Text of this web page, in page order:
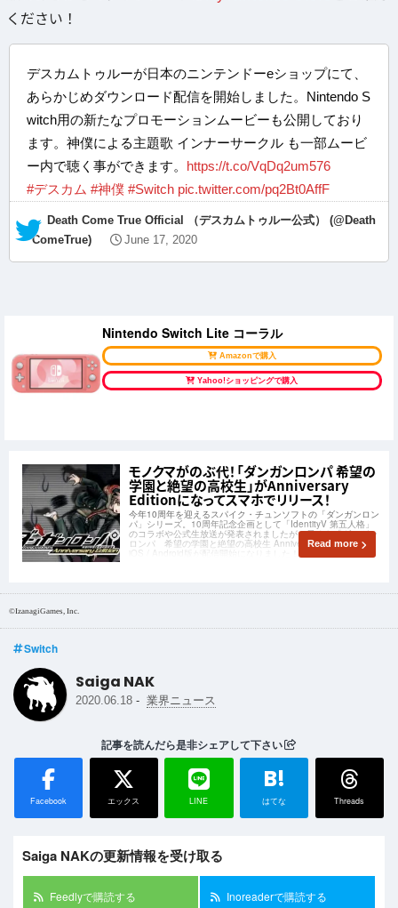
ください！
デスカムトゥルーが日本のニンテンドーeショップにて、
あらかじめダウンロード配信を開始しました。Nintendo S
witch用の新たなプロモーションムービーも公開しており
ます。神僕による主題歌 インナーサークル も一部ムービ
ー内で聴く事ができます。 https://t.co/VqDq2um576
#デスカム #神僕 #Switch pic.twitter.com/pq2Bt0AffF
— Death Come True Official （デスカムトゥルー公式） (@Death
ComeTrue)
June 17, 2020
Nintendo Switch Lite コーラル
Amazonで購入
Yahoo!ショッピングで購入
モノクマがのぶ代！「ダンガンロンパ 希望の
学園と絶望の高校生」がAnniversary
Editionになってスマホでリリース！
今年10周年を迎えるスパイク・チュンソフトの「ダンガンロン
パ」シリーズ。10周年記念企画として「IdentityV 第五人格」
のコラボや公式生放送が発表されましたが、早くも「ダンガン
ロンパ 希望の学園と絶望の高校生 Anniversary Edition」の
iOS / Android版が配信開始になりました！
Read more
©IzanagiGames, Inc.
Switch
Saiga NAK
2020.06.18 - 業界ニュース
記事を読んだら是非シェアして下さい
Facebook エックス LINE
B!
はてな Threads
Saiga NAKの更新情報を受け取る
Feedlyで購読する Inoreaderで購読する